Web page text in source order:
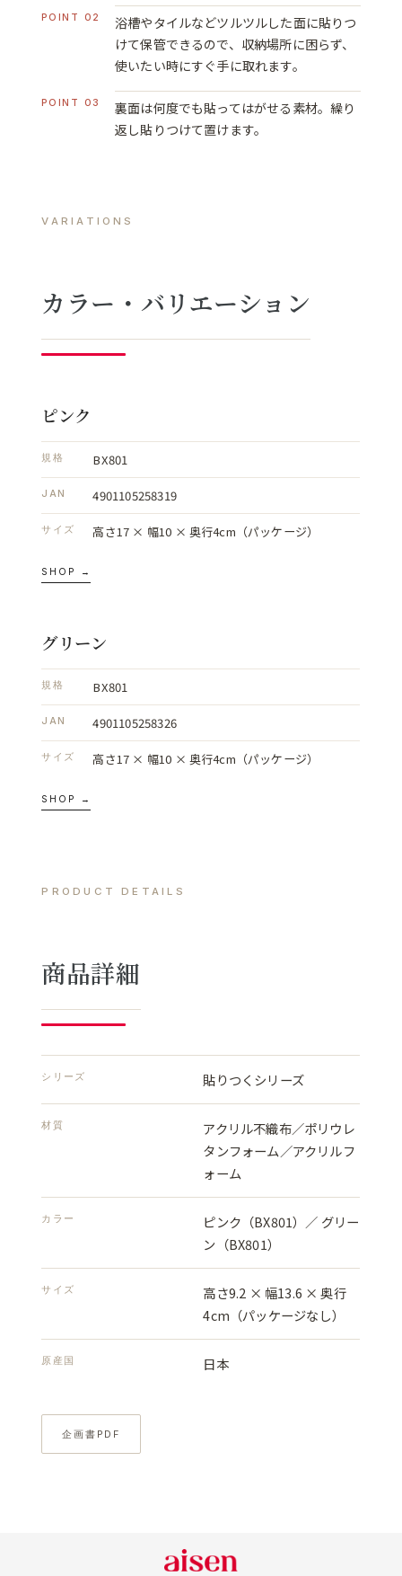
POINT 02
浴槽やタイルなどツルツルした面に貼りつ
けて保管できるので、収納場所に困らず、
使いたい時にすぐ手に取れます。
POINT 03
裏面は何度でも貼ってはがせる素材。繰り
返し貼りつけて置けます。
VARIATIONS
カラー・バリエーション
ピンク
規格 BX801
JAN 4901105258319
サイズ 高さ17 × 幅10 × 奥行4cm（パッケージ）
SHOP →
グリーン
規格 BX801
JAN 4901105258326
サイズ 高さ17 × 幅10 × 奥行4cm（パッケージ）
SHOP →
PRODUCT DETAILS
商品詳細
シリーズ 貼りつくシリーズ
材質
アクリル不織布／ポリウレ
タンフォーム／アクリルフ
ォーム
カラー
ピンク（BX801）／ グリー
ン（BX801）
サイズ
高さ9.2 × 幅13.6 × 奥行
4cm（パッケージなし）
原産国 日本
企画書PDF